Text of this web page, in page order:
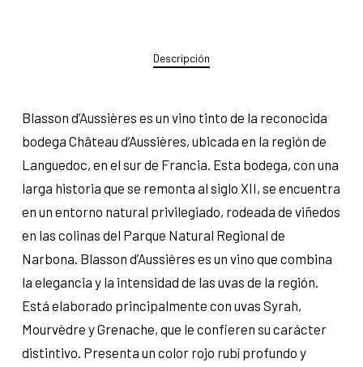
Descripción
Blasson d’Aussières es un vino tinto de la reconocida
bodega Château d’Aussières, ubicada en la región de
Languedoc, en el sur de Francia. Esta bodega, con una
larga historia que se remonta al siglo XII, se encuentra
en un entorno natural privilegiado, rodeada de viñedos
en las colinas del Parque Natural Regional de
Narbona. Blasson d’Aussières es un vino que combina
la elegancia y la intensidad de las uvas de la región.
Está elaborado principalmente con uvas Syrah,
Mourvèdre y Grenache, que le confieren su carácter
distintivo. Presenta un color rojo rubí profundo y